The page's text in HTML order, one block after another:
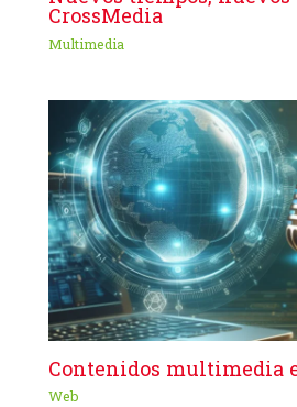
CrossMedia
Multimedia
Contenidos multimedia
Web